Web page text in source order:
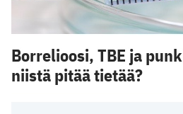
Borrelioosi, TBE ja
niistä pitää tietää?